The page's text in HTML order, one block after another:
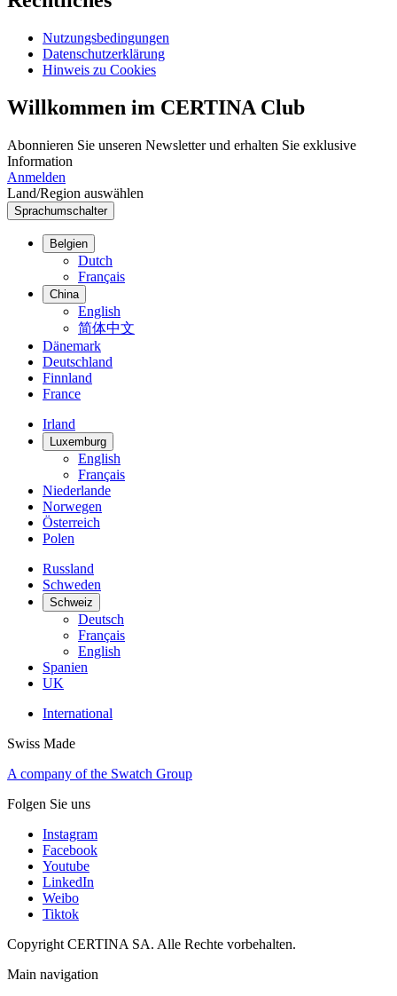
Nutzungsbedingungen
Datenschutzerklärung
Hinweis zu Cookies
Willkommen im CERTINA Club
Abonnieren Sie unseren Newsletter und erhalten Sie exklusive
Information
Anmelden
Land/Region auswählen
Sprachumschalter
Belgien
Dutch
Français
China
English
简体中文
Dänemark
Deutschland
Finnland
France
Irland
Luxemburg
English
Français
Niederlande
Norwegen
Österreich
Polen
Russland
Schweden
Schweiz
Deutsch
Français
English
Spanien
UK
International
Swiss Made
A company of the Swatch Group
Folgen Sie uns
Instagram
Facebook
Youtube
LinkedIn
Weibo
Tiktok
Copyright CERTINA SA. Alle Rechte vorbehalten.
Main navigation